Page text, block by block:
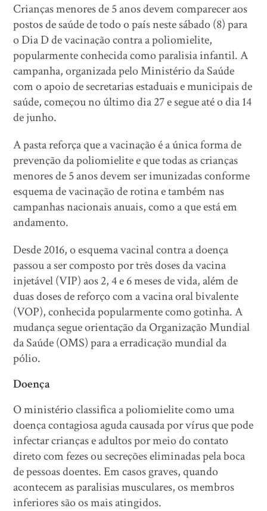
Crianças menores de 5 anos devem comparecer aos
postos de saúde de todo o país neste sábado (8) para
o Dia D de vacinação contra a poliomielite,
popularmente conhecida como paralisia infantil. A
campanha, organizada pelo Ministério da Saúde
com o apoio de secretarias estaduais e municipais de
saúde, começou no último dia 27 e segue até o dia 14
de junho.
A pasta reforça que a vacinação é a única forma de
prevenção da poliomielite e que todas as crianças
menores de 5 anos devem ser imunizadas conforme
esquema de vacinação de rotina e também nas
campanhas nacionais anuais, como a que está em
andamento.
Desde 2016, o esquema vacinal contra a doença
passou a ser composto por três doses da vacina
injetável (VIP) aos 2, 4 e 6 meses de vida, além de
duas doses de reforço com a vacina oral bivalente
(VOP), conhecida popularmente como gotinha. A
mudança segue orientação da Organização Mundial
da Saúde (OMS) para a erradicação mundial da
pólio.
Doença
O ministério classifica a poliomielite como uma
doença contagiosa aguda causada por vírus que pode
infectar crianças e adultos por meio do contato
direto com fezes ou secreções eliminadas pela boca
de pessoas doentes. Em casos graves, quando
acontecem as paralisias musculares, os membros
inferiores são os mais atingidos.